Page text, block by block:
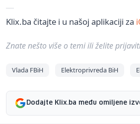
Klix.ba čitajte i u našoj aplikaciji za
Znate nešto više o temi ili želite
Vlada FBiH Elektroprivreda BiH
Dodajte Klix.ba među omiljene